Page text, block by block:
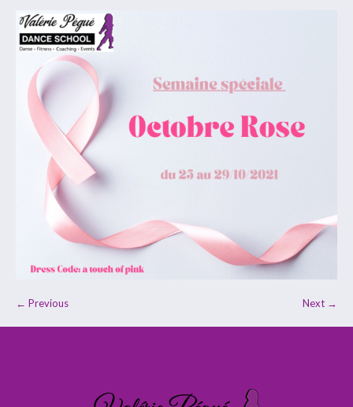
← Previous Next →